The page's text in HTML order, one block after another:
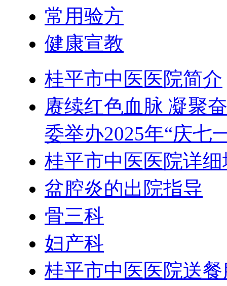
常用验方
健康宣教
桂平市中医医院简介
赓续红色血脉 凝聚
委举办2025年“庆七
桂平市中医医院详
盆腔炎的出院指导
骨三科
妇产科
桂平市中医医院送